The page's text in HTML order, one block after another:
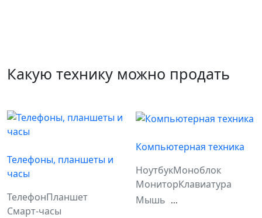
Какую технику можно продать
Телефоны, планшеты и
часы
ТелефонПланшет
Смарт-часы
Компьютерная техника
НоутбукМоноблок
МониторКлавиатура
Мышь ...